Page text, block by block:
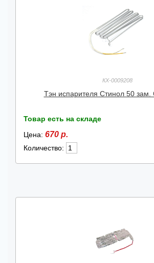
КХ-0009208
Тэн испарителя Стинол 50 зам.
Товар есть на складе
Цена: 670 р.
Количество: